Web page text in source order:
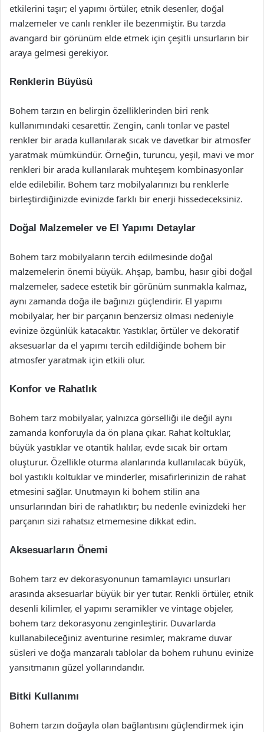
etkilerini taşır; el yapımı örtüler, etnik desenler, doğal
malzemeler ve canlı renkler ile bezenmiştir. Bu tarzda
avangard bir görünüm elde etmek için çeşitli unsurların bir
araya gelmesi gerekiyor.
Renklerin Büyüsü
Bohem tarzın en belirgin özelliklerinden biri renk
kullanımındaki cesarettir. Zengin, canlı tonlar ve pastel
renkler bir arada kullanılarak sıcak ve davetkar bir atmosfer
yaratmak mümkündür. Örneğin, turuncu, yeşil, mavi ve mor
renkleri bir arada kullanılarak muhteşem kombinasyonlar
elde edilebilir. Bohem tarz mobilyalarınızı bu renklerle
birleştirdiğinizde evinizde farklı bir enerji hissedeceksiniz.
Doğal Malzemeler ve El Yapımı Detaylar
Bohem tarz mobilyaların tercih edilmesinde doğal
malzemelerin önemi büyük. Ahşap, bambu, hasır gibi doğal
malzemeler, sadece estetik bir görünüm sunmakla kalmaz,
aynı zamanda doğa ile bağınızı güçlendirir. El yapımı
mobilyalar, her bir parçanın benzersiz olması nedeniyle
evinize özgünlük katacaktır. Yastıklar, örtüler ve dekoratif
aksesuarlar da el yapımı tercih edildiğinde bohem bir
atmosfer yaratmak için etkili olur.
Konfor ve Rahatlık
Bohem tarz mobilyalar, yalnızca görselliği ile değil aynı
zamanda konforuyla da ön plana çıkar. Rahat koltuklar,
büyük yastıklar ve otantik halılar, evde sıcak bir ortam
oluşturur. Özellikle oturma alanlarında kullanılacak büyük,
bol yastıklı koltuklar ve minderler, misafirlerinizin de rahat
etmesini sağlar. Unutmayın ki bohem stilin ana
unsurlarından biri de rahatlıktır; bu nedenle evinizdeki her
parçanın sizi rahatsız etmemesine dikkat edin.
Aksesuarların Önemi
Bohem tarz ev dekorasyonunun tamamlayıcı unsurları
arasında aksesuarlar büyük bir yer tutar. Renkli örtüler, etnik
desenli kilimler, el yapımı seramikler ve vintage objeler,
bohem tarz dekorasyonu zenginleştirir. Duvarlarda
kullanabileceğiniz aventurine resimler, makrame duvar
süsleri ve doğa manzaralı tablolar da bohem ruhunu evinize
yansıtmanın güzel yollarındandır.
Bitki Kullanımı
Bohem tarzın doğayla olan bağlantısını güçlendirmek için